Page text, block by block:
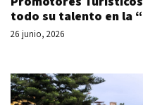
todo su talento en la
26 junio, 2026